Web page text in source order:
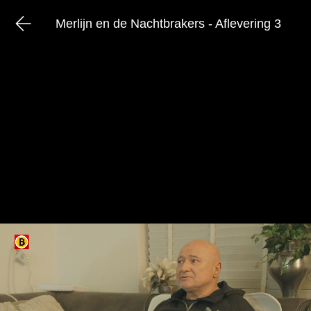
Merlijn en de Nachtbrakers - Aflevering 3